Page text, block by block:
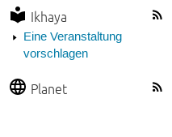
Ikhaya
Eine Veranstaltung
vorschlagen
Planet